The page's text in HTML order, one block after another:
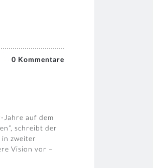
0 Kommentare
Jahre auf dem
schreibt der
in zweiter
Vision vor –